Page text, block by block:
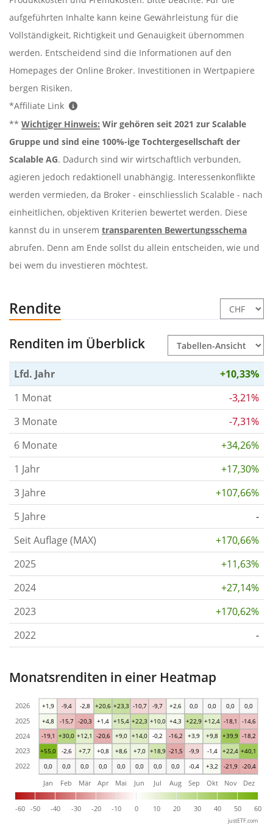
aufgeführten Inhalte kann keine Gewährleistung für die
Vollständigkeit, Richtigkeit und Genauigkeit übernommen
werden. Entscheidend sind die Informationen auf den
Homepages der Online Broker. Investitionen in Wertpapiere
bergen Risiken.
*Affiliate Link
** Wichtiger Hinweis: Wir gehören seit 2021 zur Scalable
Gruppe und sind eine 100%-ige Tochtergesellschaft der
Scalable AG. Dadurch sind wir wirtschaftlich verbunden,
agieren jedoch redaktionell unabhängig. Interessenkonflikte
werden vermieden, da Broker - einschliesslich Scalable - nach
einheitlichen, objektiven Kriterien bewertet werden. Diese
kannst du in unserem transparenten Bewertungsschema
abrufen. Denn am Ende sollst du allein entscheiden, wie und
bei wem du investieren möchtest.
Rendite
Renditen im Überblick
Lfd. Jahr
+10,33%
1 Monat
-3,21%
3 Monate
-7,31%
6 Monate
+34,26%
1 Jahr
+17,30%
3 Jahre
+107,66%
5 Jahre
-
Seit Auflage (MAX)
+170,66%
2025
+11,63%
2024
+27,14%
2023
+170,62%
2022
-
Monatsrenditen in einer Heatmap
0,0 0,0 0,0 0,0 0,0 0,0 0,0 0,0 -0,4 +3,2 -21,9 -20,4
+55,0 -2,6 +7,7 +0,8 +8,6 +7,0 +18,9 -21,5 -9,9 -1,4 +22,4 +40,1
-19,1 +30,0 +12,1 -20,6 +9,0 +14,0 -0,2 -16,2 +3,9 +9,8 +39,9 -18,2
+4,8 -15,7 -20,3 +1,4 +15,4 +22,3 +10,0 +4,3 +22,9 +12,4 -18,1 -14,6
+1,9 -9,4 -2,8 +20,6 +23,3 -10,7 -9,7 +2,6 0,0 0,0 0,0 0,0
-60 -50 -40 -30 -20 -10 0 10 20 30 40 50 60
Jan Feb Mär Apr Mai Jun Jul Aug Sep Okt Nov Dez
2022
2023
2024
2025
2026
justETF.com